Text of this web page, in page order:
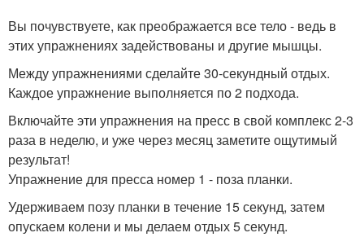
Вы почувствуете, как преображается все тело - ведь в
этих упражнениях задействованы и другие мышцы.
Между упражнениями сделайте 30-секундный отдых.
Каждое упражнение выполняется по 2 подхода.
Включайте эти упражнения на пресс в свой комплекс 2-3
раза в неделю, и уже через месяц заметите ощутимый
результат!
Упражнение для пресса номер 1 - поза планки.
Удерживаем позу планки в течение 15 секунд, затем
опускаем колени и мы делаем отдых 5 секунд.